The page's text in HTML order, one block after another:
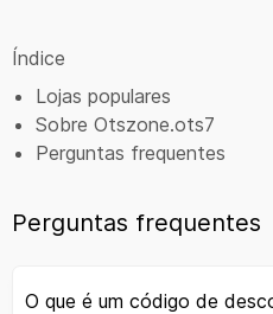
Índice
Lojas populares
Sobre Otszone.ots7
Perguntas frequentes
Perguntas frequentes
O que é um código de